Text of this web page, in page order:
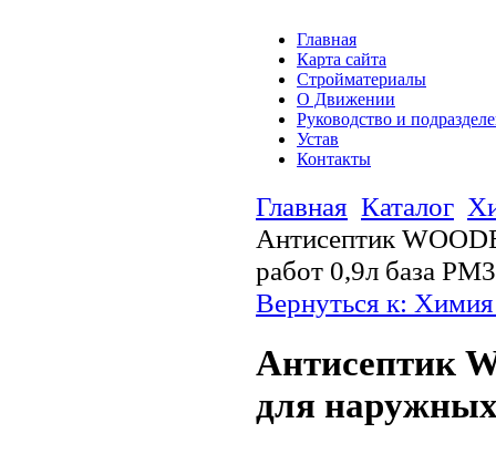
Главная
Карта сайта
Стройматериалы
О Движении
Руководство и
Устав
Контакты
Главная Каталог
Антисептик
работ 0,9л база РМ3
Вернуться к: Химия
Антисептик
для